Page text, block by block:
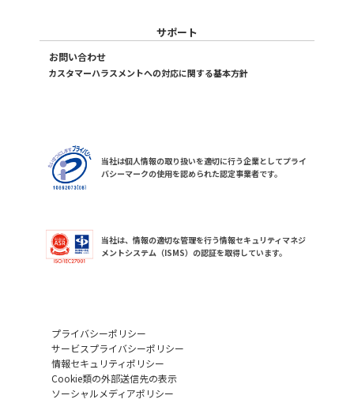
サポート
お問い合わせ
カスタマーハラスメントへの対応に関する基本方針
当社は個人情報の取り扱いを適切に行う企業としてプライ
バシーマークの使用を認められた認定事業者です。
当社は、情報の適切な管理を行う情報セキュリティマネジ
メントシステム（ISMS）の認証を取得しています。
プライバシーポリシー
サービスプライバシーポリシー
情報セキュリティポリシー
Cookie類の外部送信先の表示
ソーシャルメディアポリシー